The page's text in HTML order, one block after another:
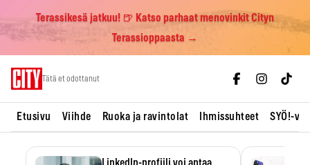
Terassikesä jatkuu! 🍺 Katso parhaat menovinkit Cityn
Terassioppaasta →
Tätä et odottanut
Etusivu Viihde Ruoka ja ravintolat Ihmissuhteet SYÖ!-